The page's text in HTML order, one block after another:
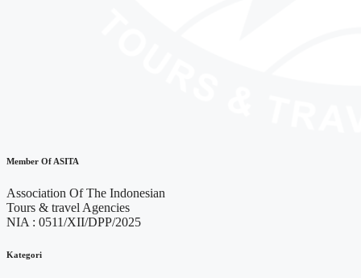
Member Of ASITA
Association Of The Indonesian
Tours & travel Agencies
NIA : 0511/XII/DPP/2025
Kategori